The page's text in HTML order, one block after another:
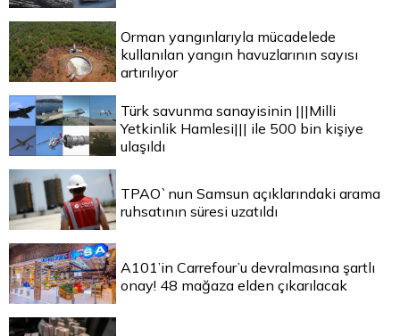
Orman yangınlarıyla mücadelede
kullanılan yangın havuzlarının sayısı
artırılıyor
Türk savunma sanayisinin |||Milli
Yetkinlik Hamlesi||| ile 500 bin kişiye
ulaşıldı
TPAO`nun Samsun açıklarındaki arama
ruhsatının süresi uzatıldı
A101’in Carrefour’u devralmasına şartlı
onay! 48 mağaza elden çıkarılacak